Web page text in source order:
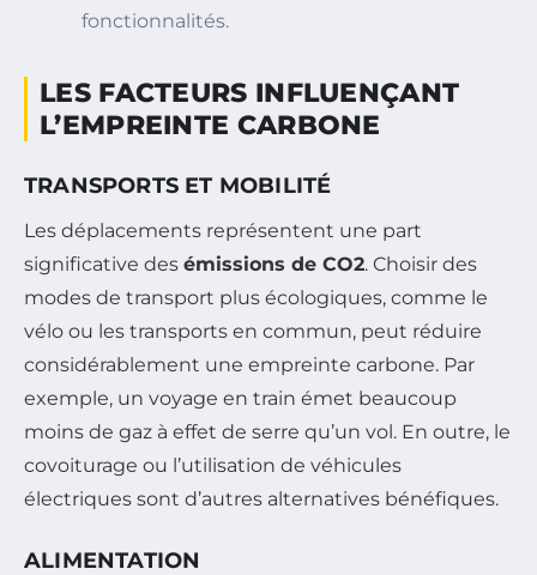
fonctionnalités.
LES FACTEURS INFLUENÇANT
L’EMPREINTE CARBONE
TRANSPORTS ET MOBILITÉ
Les déplacements représentent une part
significative des émissions de CO2. Choisir des
modes de transport plus écologiques, comme le
vélo ou les transports en commun, peut réduire
considérablement une empreinte carbone. Par
exemple, un voyage en train émet beaucoup
moins de gaz à effet de serre qu’un vol. En outre, le
covoiturage ou l’utilisation de véhicules
électriques sont d’autres alternatives bénéfiques.
ALIMENTATION